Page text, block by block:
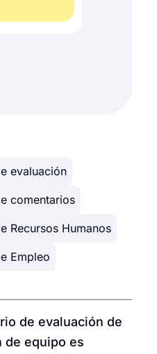
evaluación
comentarios
Recursos Humanos
Empleo
de evaluación de
de equipo es